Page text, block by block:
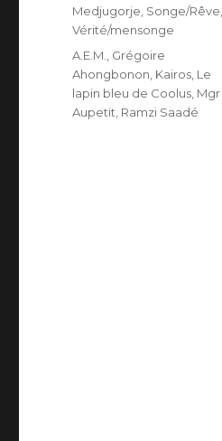
Medjugorje Songe/Rêve
Vérité/mensonge
Étiquettes
A.E.M.
Grégoire
Ahongbonon Kairos Le
lapin bleu de Coolus Mgr
Aupetit Ramzi Saadé